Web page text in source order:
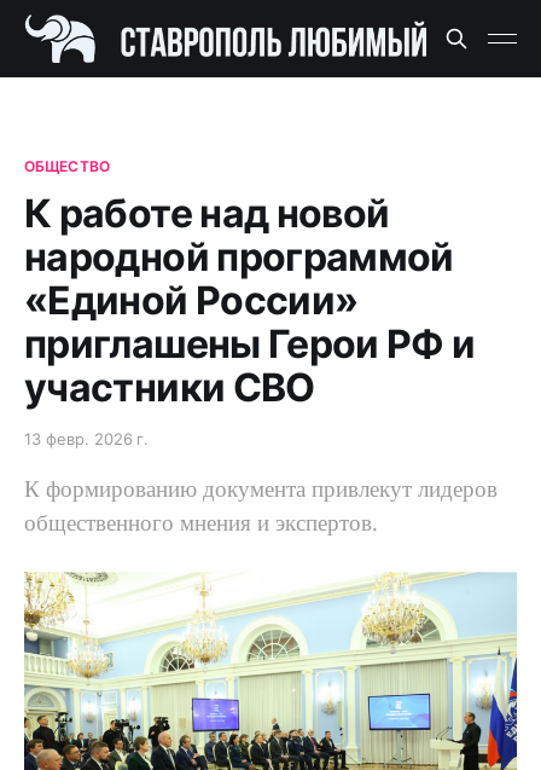
ОБЩЕСТВО
К работе над новой
народной программой
«Единой России»
приглашены Герои РФ и
участники СВО
13 февр. 2026 г.
К формированию документа привлекут лидеров
общественного мнения и экспертов.